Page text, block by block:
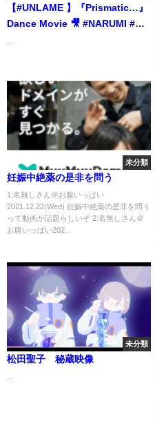
【#UNLAME 】『Prismatic…』
Dance Movie 🎥 #NARUMI #倉
未分類
妊娠中絶薬の是非を問う
1:名無しさん＠お腹いっぱい
2021.12.22(Wed) 妊娠中絶薬の是非を問う
って動画が話題らしいぞ 2:名無しさん＠
お腹いっぱい202...
未分類
松田聖子 秘蔵映像